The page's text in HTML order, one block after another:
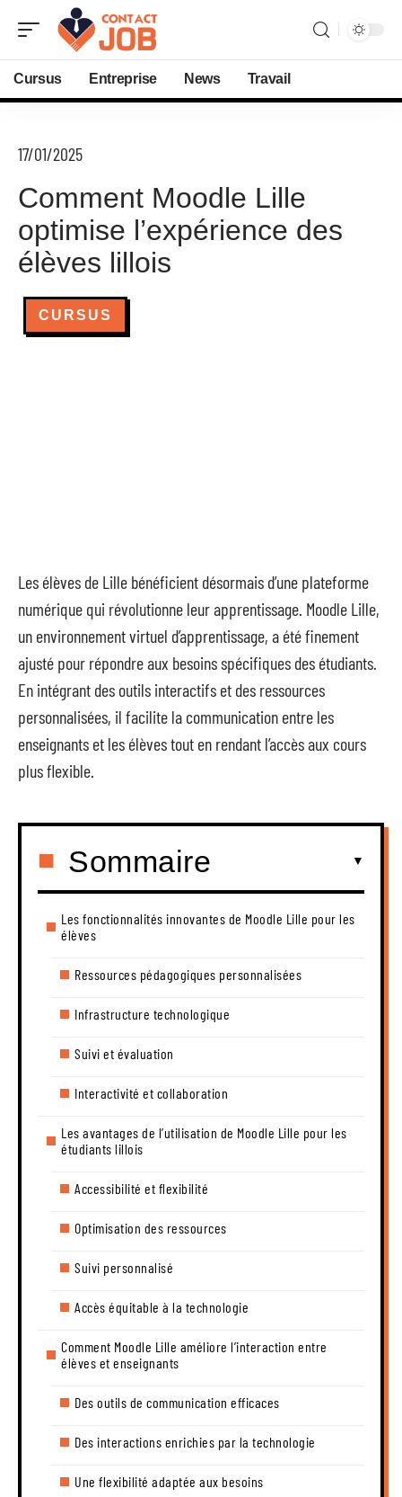
Cursus Entreprise News Travail
17/01/2025
Comment Moodle Lille
optimise l’expérience des
élèves lillois
CURSUS
Les élèves de Lille bénéficient désormais d’une plateforme
numérique qui révolutionne leur apprentissage. Moodle Lille,
un environnement virtuel d’apprentissage, a été finement
ajusté pour répondre aux besoins spécifiques des étudiants.
En intégrant des outils interactifs et des ressources
personnalisées, il facilite la communication entre les
enseignants et les élèves tout en rendant l’accès aux cours
plus flexible.
Sommaire
Les fonctionnalités innovantes de Moodle Lille pour les
élèves
Ressources pédagogiques personnalisées
Infrastructure technologique
Suivi et évaluation
Interactivité et collaboration
Les avantages de l’utilisation de Moodle Lille pour les
étudiants lillois
Accessibilité et flexibilité
Optimisation des ressources
Suivi personnalisé
Accès équitable à la technologie
Comment Moodle Lille améliore l’interaction entre
élèves et enseignants
Des outils de communication efficaces
Des interactions enrichies par la technologie
Une flexibilité adaptée aux besoins